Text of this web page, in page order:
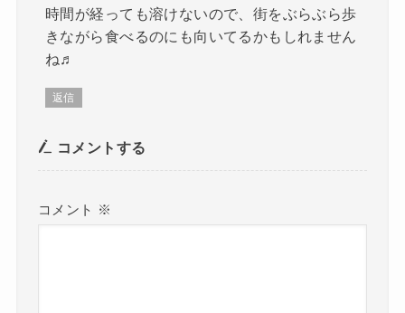
時間が経っても溶けないので、街をぶらぶら歩
きながら食べるのにも向いてるかもしれません
ね♬
返信
コメントする
コメント ※